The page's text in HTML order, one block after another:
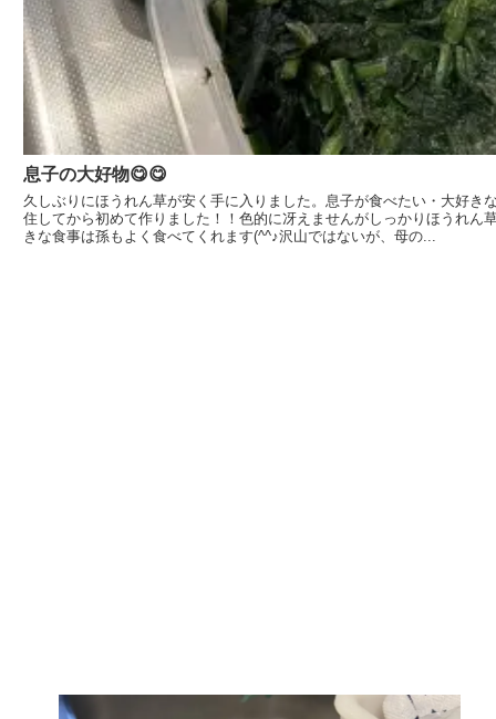
息子の大好物😋😋
久しぶりにほうれん草が安く手に入りました。息子が食べたい・大好き
住してから初めて作りました！！色的に冴えませんがしっかりほうれん
きな食事は孫もよく食べてくれます(^^♪沢山ではないが、母の...